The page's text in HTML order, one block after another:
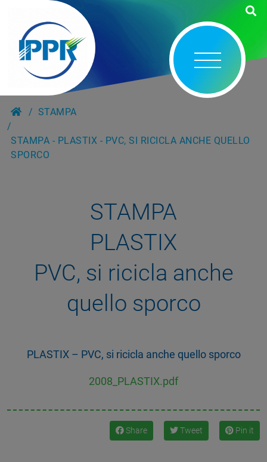
STAMPA
STAMPA - PLASTIX - PVC, SI RICICLA ANCHE QUELLO
SPORCO
STAMPA
PLASTIX
PVC, si ricicla anche
quello sporco
PLASTIX – PVC, si ricicla anche quello sporco
2008_PLASTIX.pdf
Share Tweet Pin it